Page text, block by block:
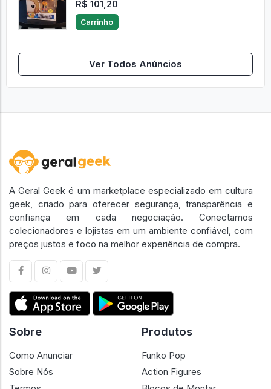
R$ 101,20
Carrinho
Ver Todos Anúncios
A Geral Geek é um marketplace especializado em cultura
geek, criado para oferecer segurança, transparência e
confiança em cada negociação. Conectamos
colecionadores e lojistas em um ambiente confiável, com
preços justos e foco na melhor experiência de compra.
Sobre
Como Anunciar
Sobre Nós
Produtos
Funko Pop
Action Figures